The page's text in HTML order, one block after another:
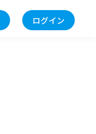
ログイン